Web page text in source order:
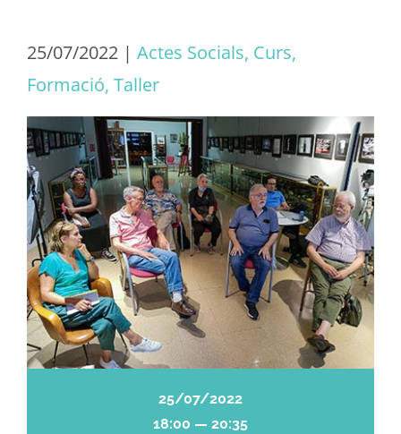
25/07/2022 | Actes Socials, Curs,
Formació, Taller
25/07/2022
18:00 — 20:35